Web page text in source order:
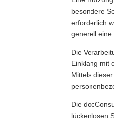
besondere
erforderlich
generell eine
Die
Einklang mit
Mittels
Die
lückenlosen